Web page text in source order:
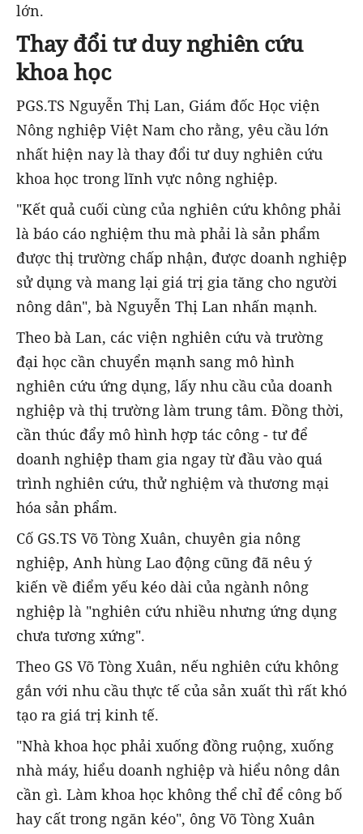
lớn.
Thay đổi tư duy nghiên cứu
khoa học
PGS.TS Nguyễn Thị Lan, Giám đốc Học viện
Nông nghiệp Việt Nam cho rằng, yêu cầu lớn
nhất hiện nay là thay đổi tư duy nghiên cứu
khoa học trong lĩnh vực nông nghiệp.
"Kết quả cuối cùng của nghiên cứu không phải
là báo cáo nghiệm thu mà phải là sản phẩm
được thị trường chấp nhận, được doanh nghiệp
sử dụng và mang lại giá trị gia tăng cho người
nông dân", bà Nguyễn Thị Lan nhấn mạnh.
Theo bà Lan, các viện nghiên cứu và trường
đại học cần chuyển mạnh sang mô hình
nghiên cứu ứng dụng, lấy nhu cầu của doanh
nghiệp và thị trường làm trung tâm. Đồng thời,
cần thúc đẩy mô hình hợp tác công - tư để
doanh nghiệp tham gia ngay từ đầu vào quá
trình nghiên cứu, thử nghiệm và thương mại
hóa sản phẩm.
Cố GS.TS Võ Tòng Xuân, chuyên gia nông
nghiệp, Anh hùng Lao động cũng đã nêu ý
kiến về điểm yếu kéo dài của ngành nông
nghiệp là "nghiên cứu nhiều nhưng ứng dụng
chưa tương xứng".
Theo GS Võ Tòng Xuân, nếu nghiên cứu không
gắn với nhu cầu thực tế của sản xuất thì rất khó
tạo ra giá trị kinh tế.
"Nhà khoa học phải xuống đồng ruộng, xuống
nhà máy, hiểu doanh nghiệp và hiểu nông dân
cần gì. Làm khoa học không thể chỉ để công bố
hay cất trong ngăn kéo", ông Võ Tòng Xuân